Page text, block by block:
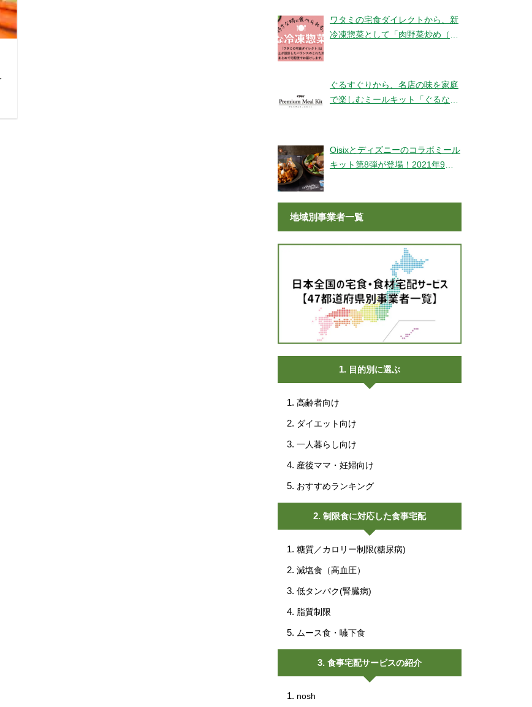
ワタミの宅食ダイレクトから、新
冷凍惣菜として「肉野菜炒め（銚
ぐるすぐりから、名店の味を家庭
で楽しむミールキット「ぐるなび
Oisixとディズニーのコラボミール
キット第8弾が登場！2021年9月9
地域別事業者一覧
目的別に選ぶ
高齢者向け
ダイエット向け
一人暮らし向け
産後ママ・妊婦向け
おすすめランキング
制限食に対応した食事宅配
糖質／カロリー制限(糖尿病)
減塩食（高血圧）
低タンパク(腎臓病)
脂質制限
ムース食・嚥下食
食事宅配サービスの紹介
nosh